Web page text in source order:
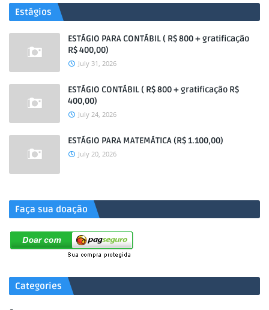
Estágios
ESTÁGIO PARA CONTÁBIL ( R$ 800 + gratificação
R$ 400,00)
July 31, 2026
ESTÁGIO CONTÁBIL ( R$ 800 + gratificação R$
400,00)
July 24, 2026
ESTÁGIO PARA MATEMÁTICA (R$ 1.100,00)
July 20, 2026
Faça sua doação
Categories